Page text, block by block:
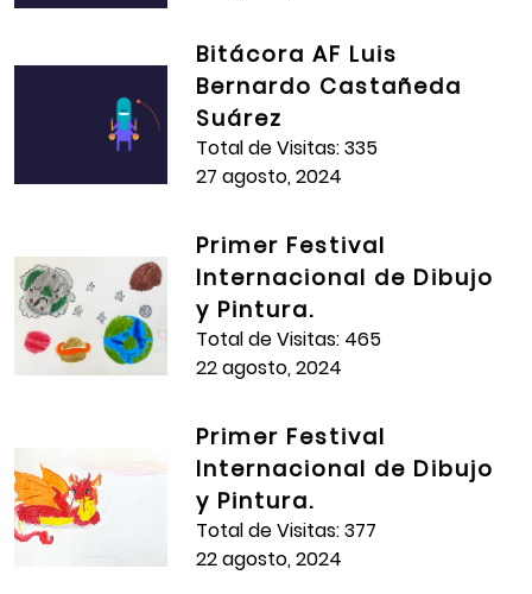
Bitácora AF Luis
Bernardo Castañeda
Suárez
Total de Visitas: 335
27 agosto, 2024
Primer Festival
Internacional de Dibujo
y Pintura.
Total de Visitas: 465
22 agosto, 2024
Primer Festival
Internacional de Dibujo
y Pintura.
Total de Visitas: 377
22 agosto, 2024